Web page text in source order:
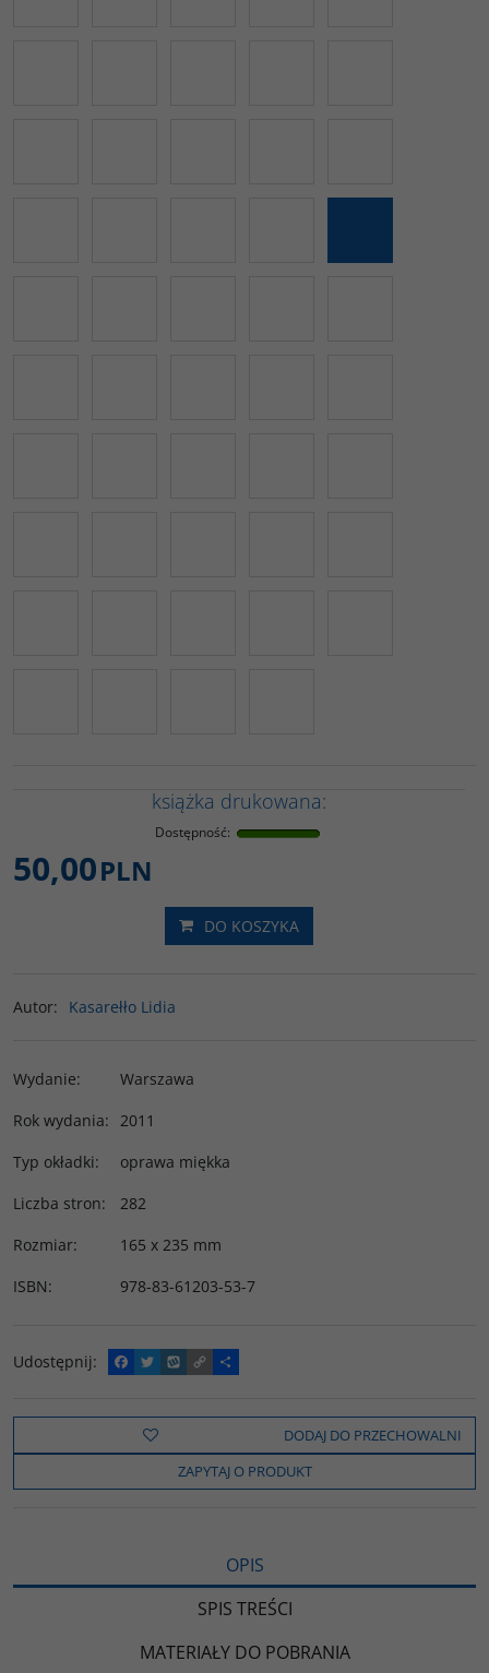
książka drukowana:
Dostępność:
50,00PLN
DO KOSZYKA
Autor: Kasarełło Lidia
Wydanie:
Warszawa
Rok wydania: 2011
Typ okładki:
oprawa miękka
Liczba stron:
282
Rozmiar:
165 x 235 mm
ISBN: 978-83-61203-53-7
Udostępnij:
F
a
e
o
k
T
w
t
t
e
W
y
o
C
o
y
i
n
k
P
o
z
e
l
s
DODAJ DO PRZECHOWALNI
ZAPYTAJ O PRODUKT
OPIS
SPIS TREŚCI
MATERIAŁY DO POBRANIA